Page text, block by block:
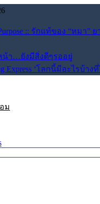
:: รักแท้ของ “หมา”
น้า…ยังมีสิ่งดีๆรออยู่
Express ‘โลกนี้มีอะไรบ้าง
ม